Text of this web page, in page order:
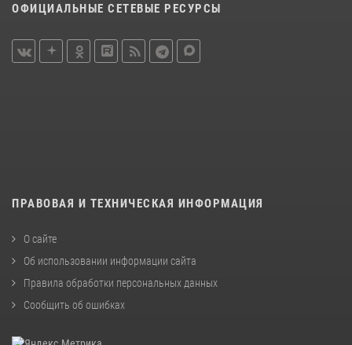
ОФИЦИАЛЬНЫЕ СЕТЕВЫЕ РЕСУРСЫ
ПРАВОВАЯ И ТЕХНИЧЕСКАЯ ИНФОРМАЦИЯ
О сайте
Об использовании информации сайта
Правила обработки персональных данных
Сообщить об ошибках